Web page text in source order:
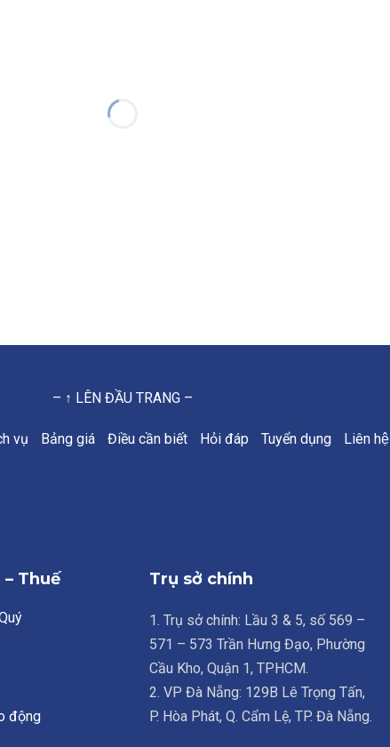
– ↑ LÊN ĐẦU TRANG –
vụ Bảng giá Điều cần biết Hỏi đáp Tuyển dụng Liên hệ
Thuế
động
Trụ sở chính
1. Trụ sở chính: Lầu 3 & 5, số 569 –
571 – 573 Trần Hưng Đạo, Phường
Cầu Kho, Quận 1, TPHCM.
2. VP Đà Nẵng: 129B Lê Trọng Tấn,
P. Hòa Phát, Q. Cẩm Lệ, TP. Đà Nẵng.